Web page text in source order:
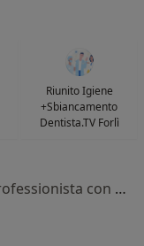
Riunito Igiene
+Sbiancamento
Dentista.TV Forlì
Questo centro non ha nessun professionista con date disponibili